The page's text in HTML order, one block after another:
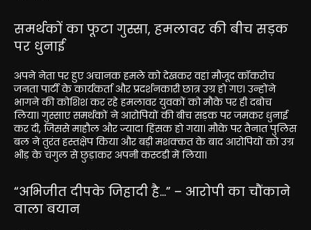
समर्थकों का फूटा गुस्सा, हमलावर की बीच सड़क
पर धुनाई
अपने नेता पर हुए अचानक हमले को देखकर वहां मौजूद कॉकरोच
जनता पार्टी के कार्यकर्ता और प्रदर्शनकारी छात्र उग्र हो गए। उन्होंने
भागने की कोशिश कर रहे हमलावर युवकों को मौके पर ही दबोच
लिया। गुस्साए समर्थकों ने आरोपियों की बीच सड़क पर जमकर धुनाई
कर दी, जिससे माहौल और ज्यादा हिंसक हो गया। मौके पर तैनात पुलिस
बल ने तुरंत हस्तक्षेप किया और बड़ी मशक्कत के बाद आरोपियों को उग्र
भीड़ के चंगुल से छुड़ाकर अपनी कस्टडी में लिया।
“अभिजीत दीपके जिहादी है…” – आरोपी का चौंकाने
वाला बयान